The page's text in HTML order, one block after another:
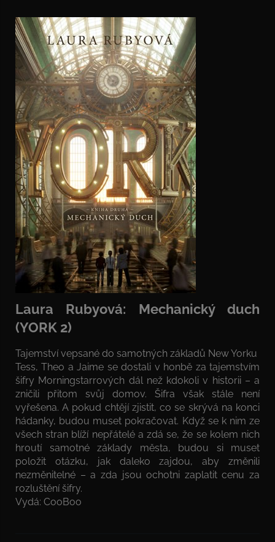
Laura Rubyová: Mechanický duch
(YORK 2)
Tajemství vepsané do samotných základů New Yorku
Tess, Theo a Jaime se dostali v honbě za tajemstvím
šifry Morningstarrových dál než kdokoli v historii – a
zničili přitom svůj domov. Šifra však stále není
vyřešena. A pokud chtějí zjistit, co se skrývá na konci
hádanky, budou muset pokračovat. Když se k nim ze
všech stran blíží nepřátelé a zdá se, že se kolem nich
hroutí samotné základy města, budou si muset
položit otázku, jak daleko zajdou, aby změnili
nezměnitelné – a zda jsou ochotni zaplatit cenu za
rozluštění šifry.
Vydá: CooBoo